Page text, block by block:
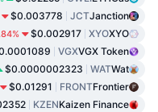
Janction
JCT
$0.003778
XYO
XYO
$0.002917
VGX Token
VGX
Wat
WAT
$0.0000002323
Frontier
FRONT
$0.01291
Kaizen Finance
KZEN